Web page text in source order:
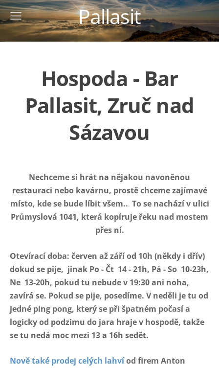
Pallasit
Hospoda - Bar
Pallasit, Zruč nad
Sázavou
Nechceme si hrát na nějakou navoněnou
restauraci nebo kavárnu, prostě chceme zajímavé
místo, kde se bude líbit všem... To se nachází v ulici
Průmyslová 1041, která kopíruje řeku nad mostem
přes ní.
Otevírací doba: červen až září od 10h (někdy i dřív)
dokud se pije, jinak Po - Čt 14 - 21h, Pá - So 10-23h,
Ne 13-20h, pokud tu nebude v 19:30 ani noha,
zavírá se. Pokud se pije, posedíme. V neděli je tu od
jedné ping pong, který se při špatném počasí a
logicky od podzimu do jara hraje v hospodě, takže
se tu nedá moc mezi 13 a 16h sedět.
Nově také prodej celých lahvíod firem Anton